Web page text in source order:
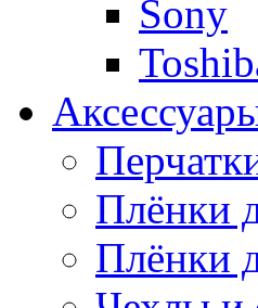
Sony
Плёнки
Плёнки